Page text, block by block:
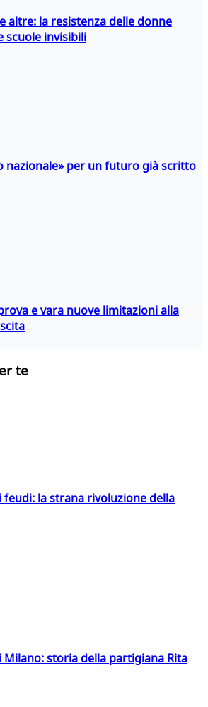
altre: la resistenza delle donne
scuole invisibili
nazionale» per un futuro già scritto
e vara nuove limitazioni alla
te
la strana rivoluzione della
Milano: storia della partigiana Rita